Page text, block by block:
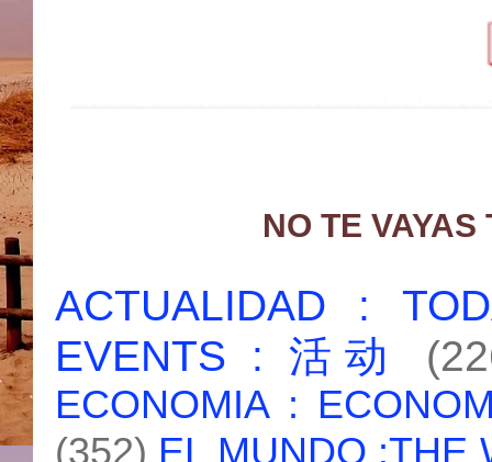
NO TE
ACTUALIDAD :
EVENTS : 活动
ECONOMIA :
(352) EL MUNDO :THE